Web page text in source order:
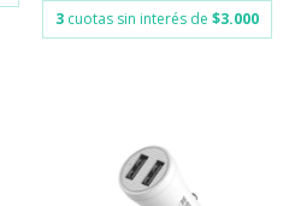
3 cuotas sin interés de $3.000